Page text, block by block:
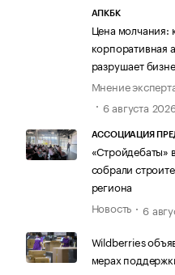
АПКБК
Цена молчания:
корпоративная
разрушает
Мнение
6 августа
АССОЦИАЦИЯ
«Стройдебаты»
собрали
региона
Новость
6
Wildberries
мерах